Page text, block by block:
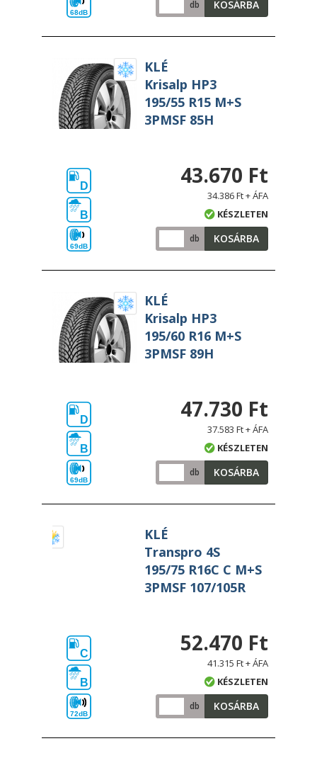
68dB
db KOSÁRBA
KLÉ
Krisalp HP3
195/55 R15 M+S
3PMSF 85H
D
B
69dB
43.670 Ft
34.386 Ft + ÁFA
KÉSZLETEN
db KOSÁRBA
KLÉ
Krisalp HP3
195/60 R16 M+S
3PMSF 89H
D
B
69dB
47.730 Ft
37.583 Ft + ÁFA
KÉSZLETEN
db KOSÁRBA
KLÉ
Transpro 4S
195/75 R16C C M+S
3PMSF 107/105R
C
B
72dB
52.470 Ft
41.315 Ft + ÁFA
KÉSZLETEN
db KOSÁRBA